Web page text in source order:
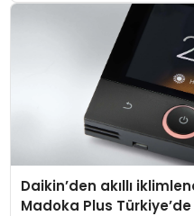
Daikin’den akıllı
Madoka Plus Türkiye’de